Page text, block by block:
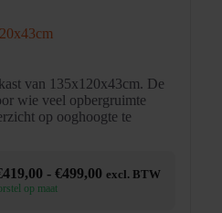
van 135x120x43cm. De
wie veel opbergruimte
op ooghoogte te
419,00 - €499,00 Prijsklasse:
excl. BTW
op maat